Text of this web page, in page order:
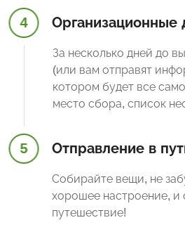
4 Организационные
За несколько дней до
(или вам отправят
котором будет все
место сбора, список
5 Отправление в
Собирайте вещи, не
хорошее настроение, и
путешествие!